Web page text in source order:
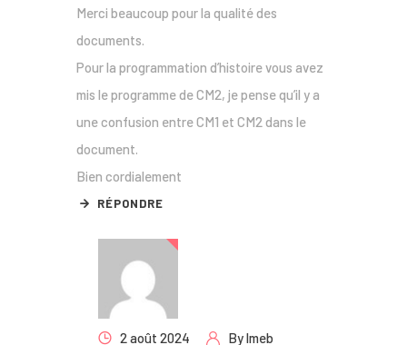
Merci beaucoup pour la qualité des
documents.
Pour la programmation d’histoire vous avez
mis le programme de CM2, je pense qu’il y a
une confusion entre CM1 et CM2 dans le
document.
Bien cordialement
RÉPONDRE
2 août 2024 Bylmeb